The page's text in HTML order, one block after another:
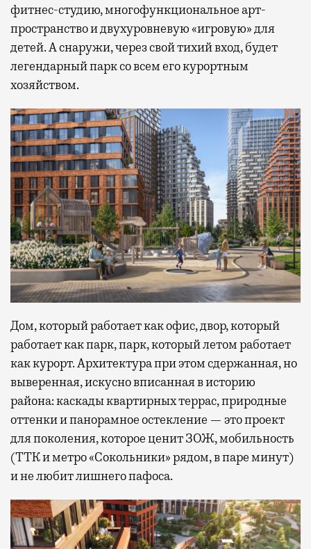
фитнес-студию, многофункциональное арт-
пространство и двухуровневую «игровую» для
детей. А снаружи, через свой тихий вход, будет
легендарный парк со всем его курортным
хозяйством.
Дом, который работает как офис, двор, который
работает как парк, парк, который летом работает
как курорт. Архитектура при этом сдержанная, но
выверенная, искусно вписанная в историю
района: каскады квартирных террас, природные
оттенки и панорамное остекление — это проект
для поколения, которое ценит ЗОЖ, мобильность
(ТТК и метро «Сокольники» рядом, в паре минут)
и не любит лишнего пафоса.